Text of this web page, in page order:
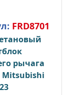
FRD8701
рычага